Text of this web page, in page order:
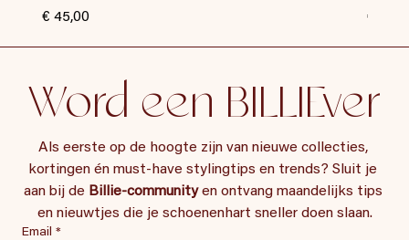
Prijs
€ 45,00 Prijs
€
Word een BILLIEver
Als eerste op de hoogte zijn van nieuwe collecties,
kortingen én must-have stylingtips en trends? Sluit je
aan bij de Billie-community en ontvang maandelijks tips
en nieuwtjes die je schoenenhart sneller doen slaan.
Email *